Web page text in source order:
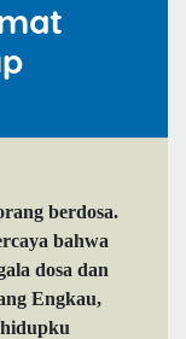
berdosa.
bahwa
dosa dan
Engkau,
hidupku